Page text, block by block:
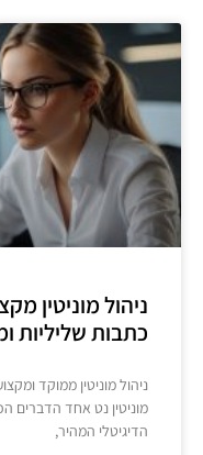
ניהול מוניטין
כתבות שליליות
ניהול מוניטין ממוקד
מוניטין נט אחד הדברים
הדיגיטלי המהיר,